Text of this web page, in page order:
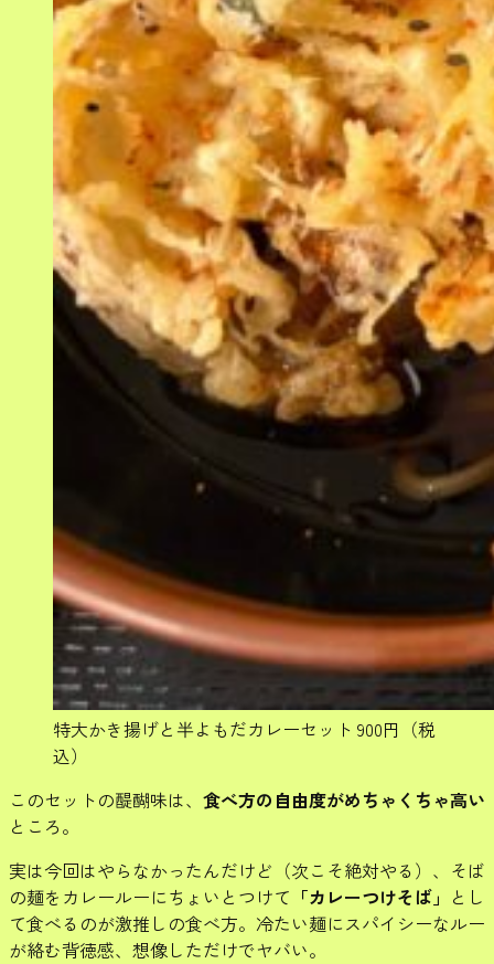
特大かき揚げと半よもだカレーセット 900円（税
込）
このセットの醍醐味は、 食べ方の自由度がめちゃくちゃ高い
ところ。
実は今回はやらなかったんだけど（次こそ絶対やる）、そば
の麺をカレールーにちょいとつけて 「カレーつけそば」 とし
て食べるのが激推しの食べ方。冷たい麺にスパイシーなルー
が絡む背徳感、想像しただけでヤバい。